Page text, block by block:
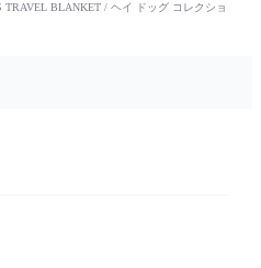
TRAVEL BLANKET / ヘイ ドッグ コレクショ